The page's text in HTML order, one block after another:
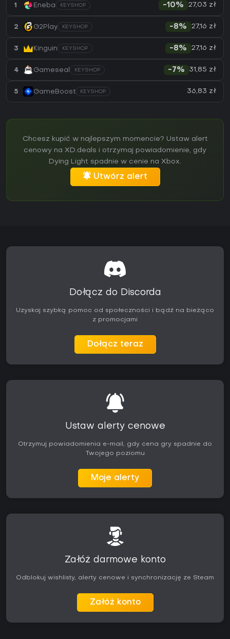
1 Eneba KEYSHOP -10% 27,03 zł
2 G2Play KEYSHOP -8% 27,16 zł
3 Kinguin KEYSHOP -8% 27,16 zł
4 Gameseal KEYSHOP -7% 31,85 zł
5 GameBoost KEYSHOP 36,83 zł
Chcesz kupić w najlepszym momencie? Ustaw alert
cenowy na XD.deals i otrzymaj powiadomienie, gdy
Dying Light spadnie w cenie na Xbox.
Utwórz alert
Dołącz do Discorda
Uzyskaj szybką pomoc od społeczności i bądź na bieżąco
z promocjami
Dołącz teraz
Ustaw alerty cenowe
Otrzymuj powiadomienia e-mail, gdy cena gry spadnie do
Twojego poziomu
Moje alerty
Załóż darmowe konto
Odblokuj wishlisty, alerty cenowe i synchronizację ze Steam
Załóż konto